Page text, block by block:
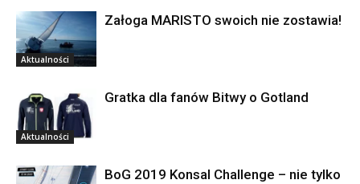
Aktualności
Załoga MARISTO swoich nie zostawia!
Aktualności
Gratka dla fanów Bitwy o Gotland
BoG 2019 Konsal Challenge – nie tylko